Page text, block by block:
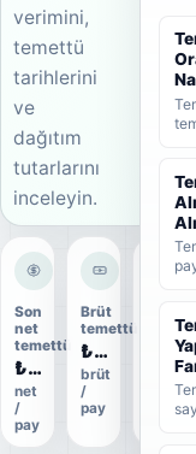
verimini,
temettü
tarihlerini
ve
dağıtım
tutarlarını
inceleyin.
Son
net
temettü
₺2,6917
net
/
pay
Brüt
temettü
₺3,17
brüt
/
pay
oranı
ödeme
oranı
bir
ve